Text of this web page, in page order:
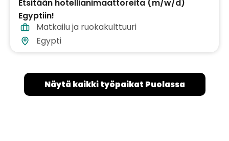
Etsitään hotellianimaattoreita (m/w/d)
Egyptiin!
Matkailu ja ruokakulttuuri
Egypti
Näytä kaikki työpaikat Puolassa